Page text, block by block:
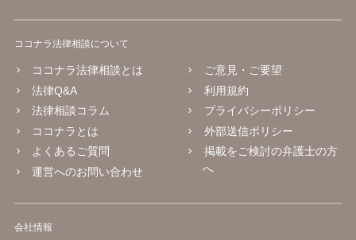
ココナラ法律相談について
ココナラ法律相談とは
法律Q&A
法律相談コラム
ココナラとは
よくあるご質問
運営へのお問い合わせ
ご意見・ご要望
利用規約
プライバシーポリシー
外部送信ポリシー
掲載をご検討の弁護士の方
へ
会社情報